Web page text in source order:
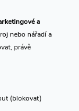
a
nebo nářadí a
právě
(blokovat)